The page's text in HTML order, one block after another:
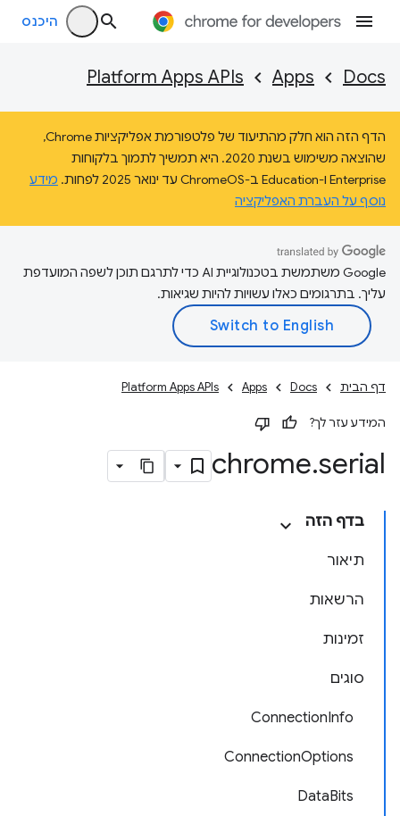
היכנס
Docs
Apps
Platform Apps APIs
הדף הזה הוא חלק מהתיעוד של פלטפורמת אפליקציות Chrome,
שהוצאה משימוש בשנת 2020. היא תמשיך לתמוך בלקוחות
Enterprise ו-Education ב-ChromeOS עד ינואר 2025 לפחות.
מידע
נוסף על העברת האפליקציה
‫Google משתמשת בטכנולוגיית AI כדי לתרגם תוכן לשפה המועדפת
עליך. בתרגומים כאלו עשויות להיות שגיאות.
דף הבית Docs
Apps
Platform Apps APIs
המידע עזר לך?
chrome.serial
בדף הזה
תיאור
הרשאות
זמינות
סוגים
ConnectionInfo
ConnectionOptions
DataBits